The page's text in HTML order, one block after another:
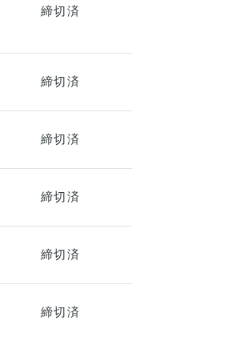
締切済
締切済
締切済
締切済
締切済
締切済